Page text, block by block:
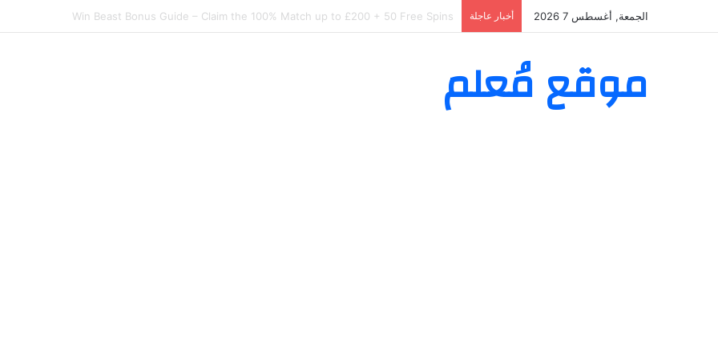
الجمعة, أغسطس 7 2026 أخبار عاجلة Elite Spin Login Bonus-Guide – So sichern Sie sich das Willkommenspaket
موقع مُعلم